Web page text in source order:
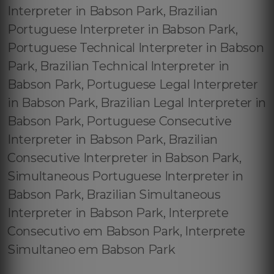
Interpreter in Babson Park, Brazilian
Portuguese Interpreter in Babson Park,
Portuguese Technical Interpreter in Babson
Park, Brazilian Technical Interpreter in
Babson Park, Portuguese Legal Interpreter
in Babson Park, Brazilian Legal Interpreter in
Babson Park, Portuguese Consecutive
Interpreter in Babson Park, Brazilian
Consecutive Interpreter in Babson Park,
Simultaneous Portuguese Interpreter in
Babson Park, Brazilian Simultaneous
Interpreter in Babson Park, Interprete
Consecutivo em Babson Park, Interprete
Simultaneo em Babson Park